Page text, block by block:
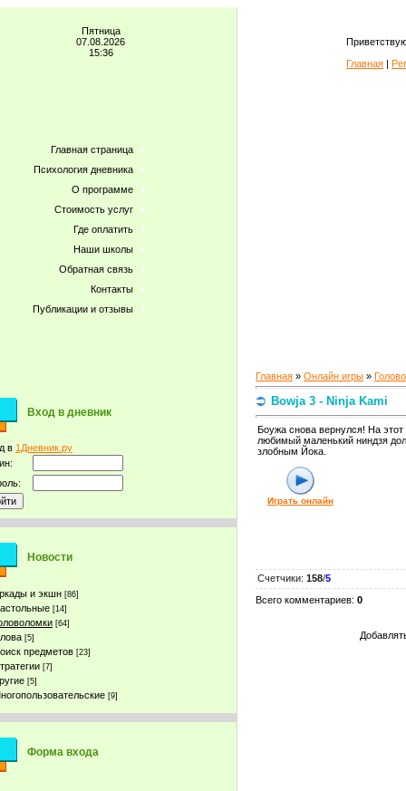
Пятница
07.08.2026
15:36
Главная страница
Психология дневника
О программе
Стоимость услуг
Где оплатить
Наши школы
Обратная связь
Контакты
Публикации и отзывы
Вход в дневник
в 1Дневник.ру
Новости
и экшн [86]
[14]
[64]
[5]
предметов [23]
[7]
[5]
[9]
Форма входа
Главная |
Главная » Онлайн игры »
Bowja 3 - Ninja Kami
Боужа снова вернулся! На
любимый маленький ниндзя
злобным Йока.
Играть онлайн
Счетчики: 158/5
Всего комментариев: 0